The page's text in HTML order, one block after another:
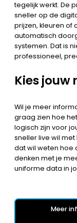
tegelijk werkt. De
sneller op de
prijzen, kleuren of
automatisch
systemen. Dat is
professioneel,
Kies jouw
Wil je meer
graag zien hoe
logisch zijn voor
sneller live wil
dat wil weten hoe
denken met je
uniforme data in
Meer